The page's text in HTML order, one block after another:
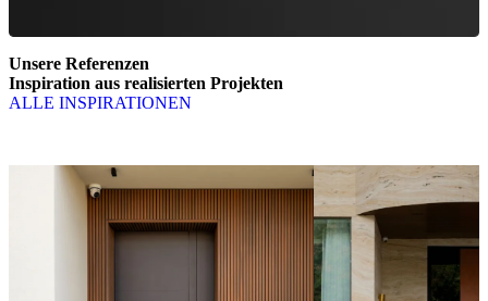
Unsere Referenzen
Inspiration aus realisierten Projekten
ALLE INSPIRATIONEN